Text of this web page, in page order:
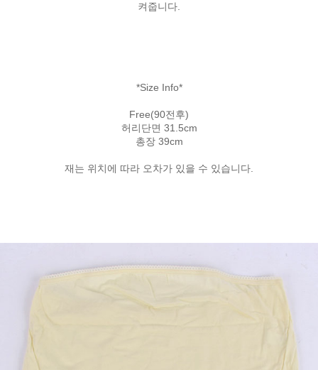
켜줍니다.
*Size Info*
Free(90전후)
허리단면 31.5cm
총장 39cm
재는 위치에 따라 오차가 있을 수 있습니다.